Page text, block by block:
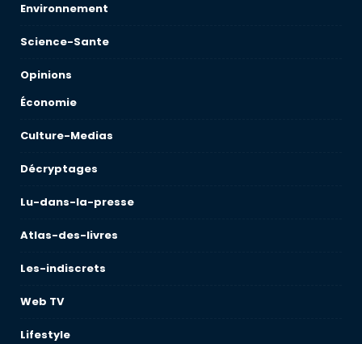
Environnement
Science-Sante
Opinions
Économie
Culture-Medias
Décryptages
Lu-dans-la-presse
Atlas-des-livres
Les-indiscrets
Web TV
Lifestyle